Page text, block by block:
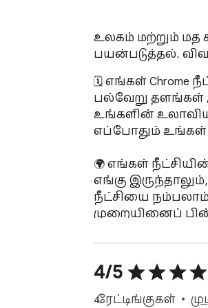
உலகம் மற்றும் மத
பயன்படுத்தல்.
🗓️ எங்கள் Chrome
பல்வேறு தளங்கள்
உங்களின்
எப்போதும்
🌍 எங்கள்
எங்கு
நீட்சியை
முறையினைப்
💻 ஒரு எளிய
சந்திப்புகளை
பயனர்களும் அதை
4/5
4 ரேட்டிங்குகள்